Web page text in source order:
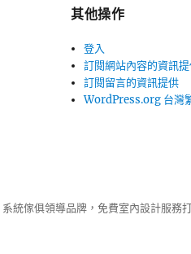
其他操作
登入
訂閱網站內容的資訊
訂閱留言的資訊提供
WordPress.org 台灣
系統傢俱領導品牌，免費室內設計服務